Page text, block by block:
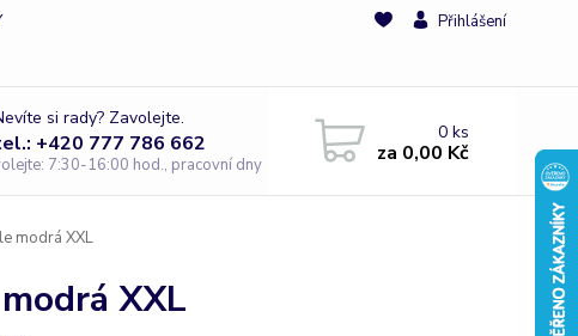
Přihlášení
si rady? Zavolejte.
+420 777 786 662
7:30-16:00 hod., pracovní dny
0ks
za 0,00 Kč
modrá XXL
XXL